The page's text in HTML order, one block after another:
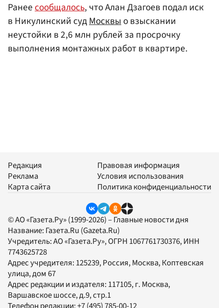
Ранеесообщалось, что Алан Дзагоев подал иск
в Никулинский судМосквыо взыскании
неустойки в 2,6 млн рублей за просрочку
выполнения монтажных работ в квартире.
Редакция
Реклама
Карта сайта
Правовая информация
Условия использования
Политика конфиденциальности
© АО «Газета.Ру» (1999-2026) – Главные новости дня
Название: Газета.Ru (Gazeta.Ru)
Учредитель:АО «Газета.Ру», ОГРН 1067761730376, ИНН
7743625728
Адрес учредителя: 125239, Россия, Москва, Коптевская
улица, дом 67
Адрес редакции и издателя: 117105, г. Москва,
Варшавское шоссе, д.9, стр.1